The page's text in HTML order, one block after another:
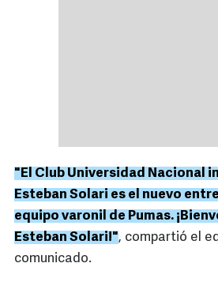
"El Club Universidad Nacional
Esteban Solari es el nuevo
equipo varonil de Pumas.
Esteban Solari!", compartió el
comunicado.